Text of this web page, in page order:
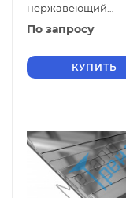
нержавеющий
шлифованный
По запросу
КУПИТЬ